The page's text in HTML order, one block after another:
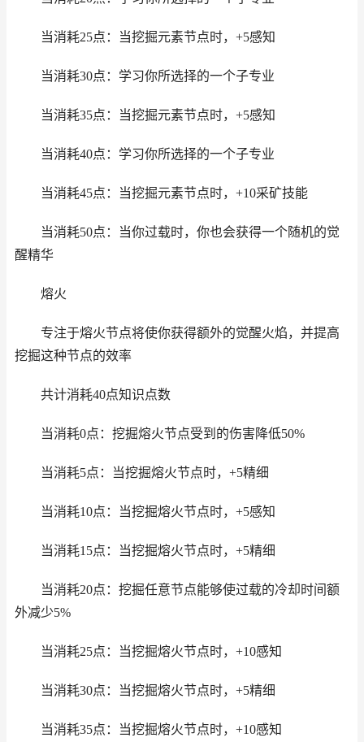
当消耗25点：当挖掘元素节点时，+5感知
当消耗30点：学习你所选择的一个子专业
当消耗35点：当挖掘元素节点时，+5感知
当消耗40点：学习你所选择的一个子专业
当消耗45点：当挖掘元素节点时，+10采矿技能
当消耗50点：当你过载时，你也会获得一个随机的觉
醒精华
熔火
专注于熔火节点将使你获得额外的觉醒火焰，并提高
挖掘这种节点的效率
共计消耗40点知识点数
当消耗0点：挖掘熔火节点受到的伤害降低50%
当消耗5点：当挖掘熔火节点时，+5精细
当消耗10点：当挖掘熔火节点时，+5感知
当消耗15点：当挖掘熔火节点时，+5精细
当消耗20点：挖掘任意节点能够使过载的冷却时间额
外减少5%
当消耗25点：当挖掘熔火节点时，+10感知
当消耗30点：当挖掘熔火节点时，+5精细
当消耗35点：当挖掘熔火节点时，+10感知